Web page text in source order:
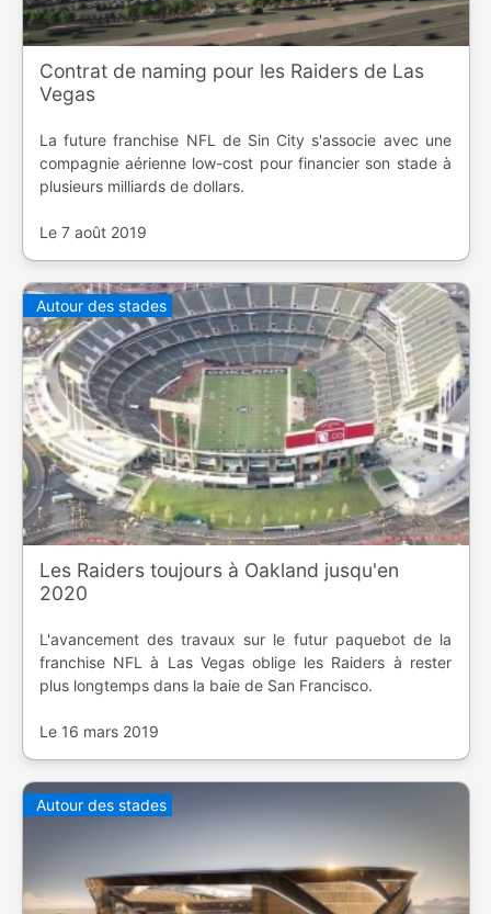
Contrat de naming pour les Raiders de Las
Vegas
La future franchise NFL de Sin City s'associe avec une
compagnie aérienne low-cost pour financier son stade à
plusieurs milliards de dollars.
Le 7 août 2019
Autour des stades
Les Raiders toujours à Oakland jusqu'en
2020
L'avancement des travaux sur le futur paquebot de la
franchise NFL à Las Vegas oblige les Raiders à rester
plus longtemps dans la baie de San Francisco.
Le 16 mars 2019
Autour des stades